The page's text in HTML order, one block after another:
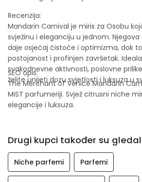
Recenzija:
Mandarin Carnival je miris za Osobu
svježinu i eleganciju u jednom.
daje osjećaj čistoće i optimizma, dok
postojanost i profinjen završetak.
svakodnevne aktivnosti, poslovne
želite unijeti dozu svjetlosti i luksuza u
SEO opis:
The Merchant of Venice Mandarin
MiST parfumeriji. Svjež citrusni niche
elegancije i luksuza.
Drugi kupci također su
Niche parfemi Parfemi